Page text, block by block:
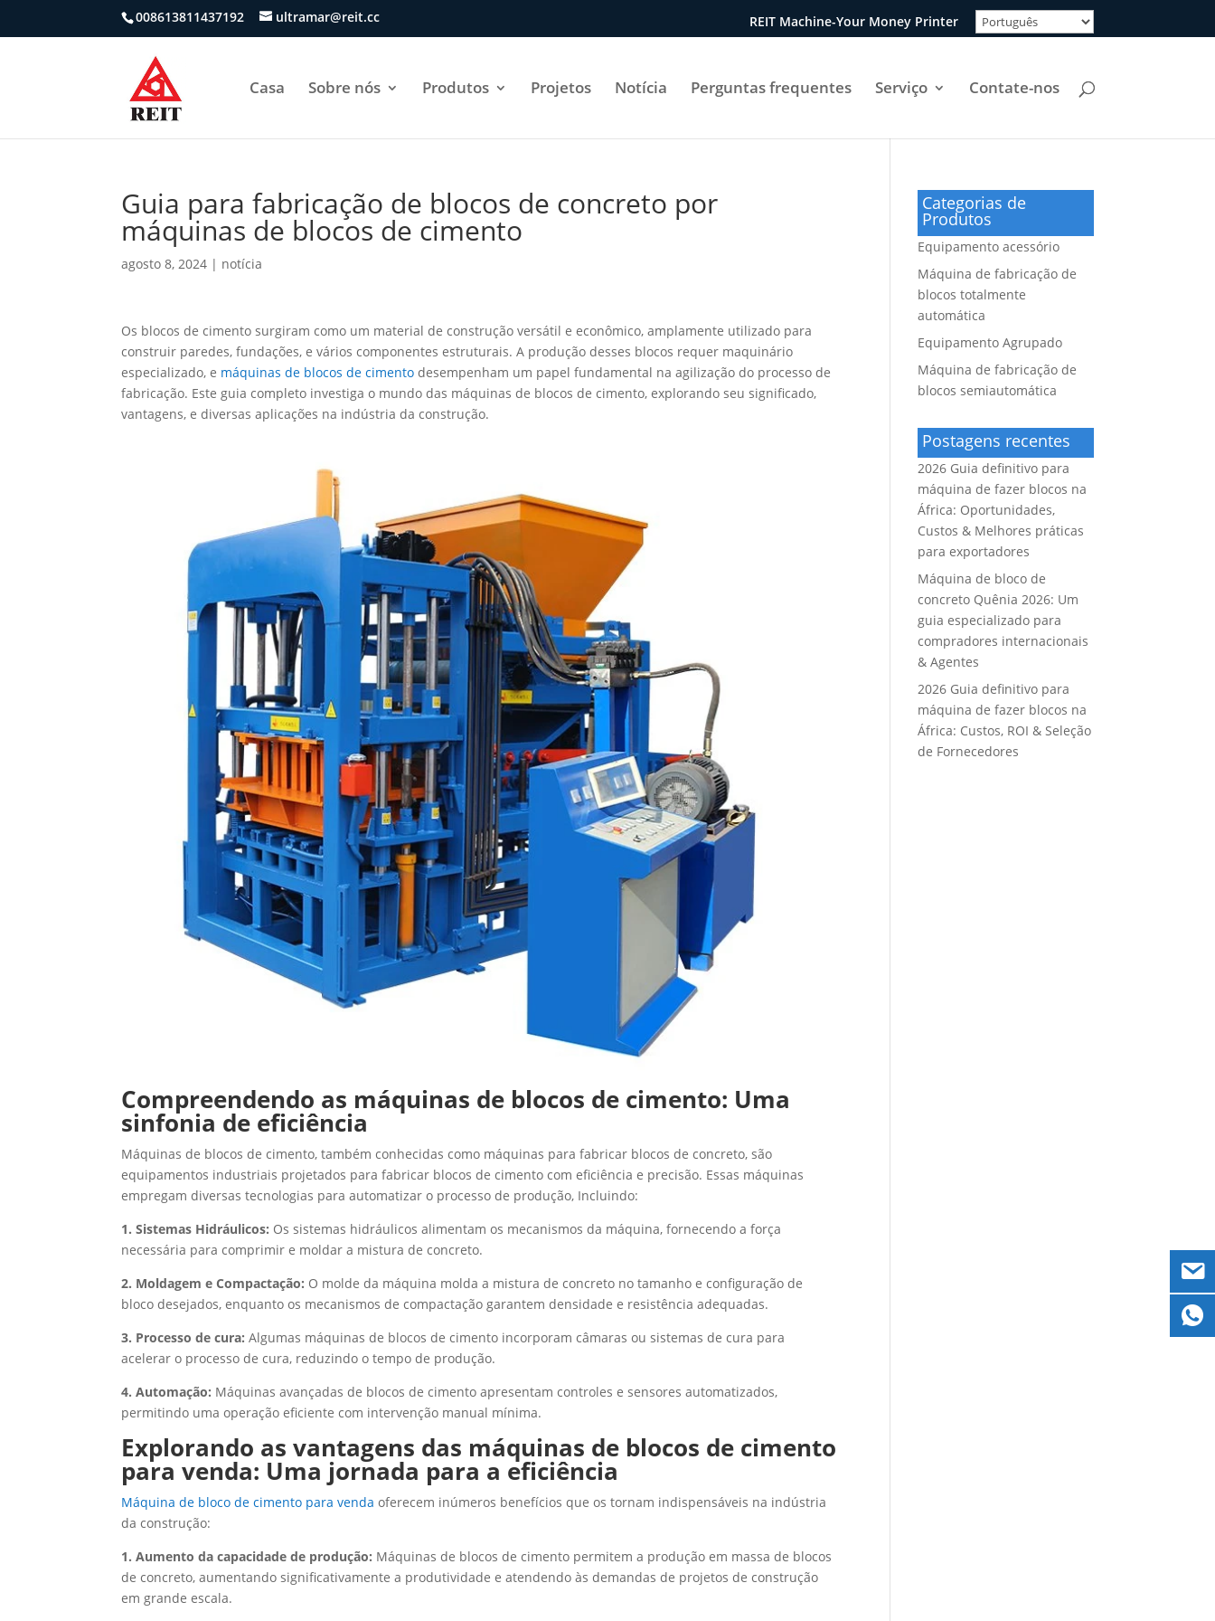
008613811437192 ultramar@reit.cc REIT Machine-Your Money Printer
Casa Sobre nós Produtos Projetos Notícia Perguntas frequentes Serviço Contate-nos
Guia para fabricação de blocos de concreto por
máquinas de blocos de cimento
agosto 8, 2024 | notícia
Os blocos de cimento surgiram como um material de construção versátil e econômico, amplamente utilizado para
construir paredes, fundações, e vários componentes estruturais. A produção desses blocos requer maquinário
especializado, e máquinas de blocos de cimento desempenham um papel fundamental na agilização do processo de
fabricação. Este guia completo investiga o mundo das máquinas de blocos de cimento, explorando seu significado,
vantagens, e diversas aplicações na indústria da construção.
Compreendendo as máquinas de blocos de cimento: Uma
sinfonia de eficiência
Máquinas de blocos de cimento, também conhecidas como máquinas para fabricar blocos de concreto, são
equipamentos industriais projetados para fabricar blocos de cimento com eficiência e precisão. Essas máquinas
empregam diversas tecnologias para automatizar o processo de produção, Incluindo:
1. Sistemas Hidráulicos: Os sistemas hidráulicos alimentam os mecanismos da máquina, fornecendo a força
necessária para comprimir e moldar a mistura de concreto.
2. Moldagem e Compactação: O molde da máquina molda a mistura de concreto no tamanho e configuração de
bloco desejados, enquanto os mecanismos de compactação garantem densidade e resistência adequadas.
3. Processo de cura: Algumas máquinas de blocos de cimento incorporam câmaras ou sistemas de cura para
acelerar o processo de cura, reduzindo o tempo de produção.
4. Automação: Máquinas avançadas de blocos de cimento apresentam controles e sensores automatizados,
permitindo uma operação eficiente com intervenção manual mínima.
Explorando as vantagens das máquinas de blocos de cimento
para venda: Uma jornada para a eficiência
Máquina de bloco de cimento para venda oferecem inúmeros benefícios que os tornam indispensáveis ​​na indústria
da construção:
1. Aumento da capacidade de produção: Máquinas de blocos de cimento permitem a produção em massa de blocos
de concreto, aumentando significativamente a produtividade e atendendo às demandas de projetos de construção
em grande escala.
Categorias de
Produtos
Equipamento acessório
Máquina de fabricação de
blocos totalmente
automática
Equipamento Agrupado
Máquina de fabricação de
blocos semiautomática
Postagens recentes
2026 Guia definitivo para
máquina de fazer blocos na
África: Oportunidades,
Custos & Melhores práticas
para exportadores
Máquina de bloco de
concreto Quênia 2026: Um
guia especializado para
compradores internacionais
& Agentes
2026 Guia definitivo para
máquina de fazer blocos na
África: Custos, ROI & Seleção
de Fornecedores